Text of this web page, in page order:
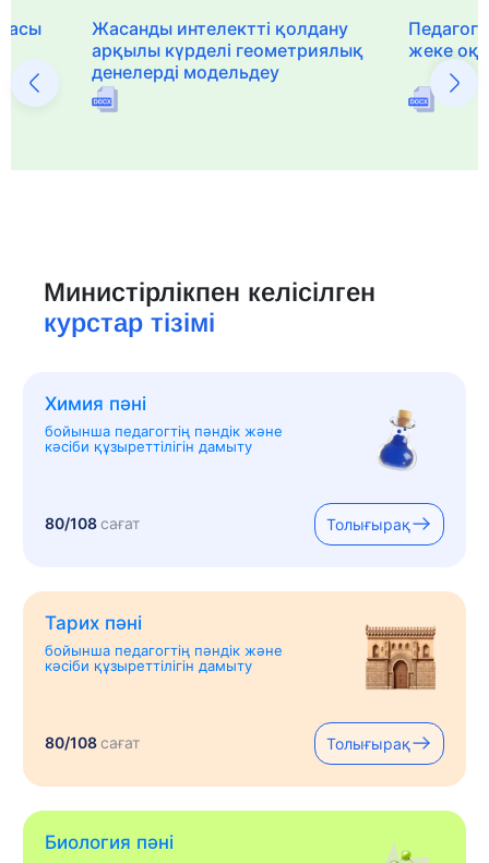
Жасанды интелектті қолдану
арқылы күрделі геометриялық
денелерді модельдеу
жеке
Министірлікпен келісілген
курстар тізімі
Химия пәні
бойынша педагогтің пәндік және
кәсіби құзыреттілігін дамыту
80/108сағат Толығырақ
Тарих пәні
бойынша педагогтің пәндік және
кәсіби құзыреттілігін дамыту
80/108сағат Толығырақ
Биология пәні